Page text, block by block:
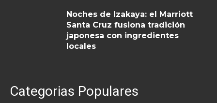
Noches de Izakaya: el Marriott
Santa Cruz fusiona tradición
japonesa con ingredientes
locales
Categorias Populares